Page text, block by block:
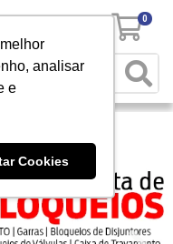
analisar
e
Cookies
0